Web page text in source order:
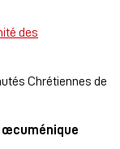
des
Chrétiennes de